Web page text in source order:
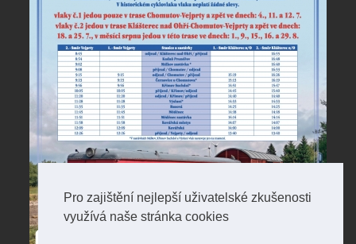
Pro zajištění nejlepší uživatelské zkušenosti
využívá naše stránka cookies